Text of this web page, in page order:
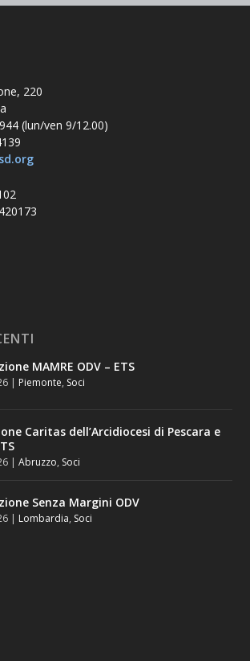
220
(lun/ven 9/12.00)
MAMRE ODV – ETS
| Piemonte, Soci
Caritas dell’Arcidiocesi di Pescara e
|Abruzzo, Soci
Senza Margini ODV
| Lombardia, Soci